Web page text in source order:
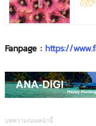
Fanpage : https://
บทความก่อนหน้านี้